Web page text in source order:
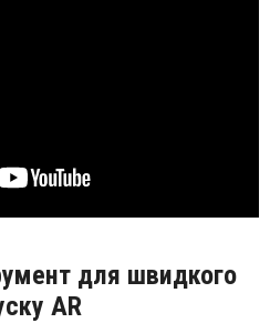
для швидкого
AR